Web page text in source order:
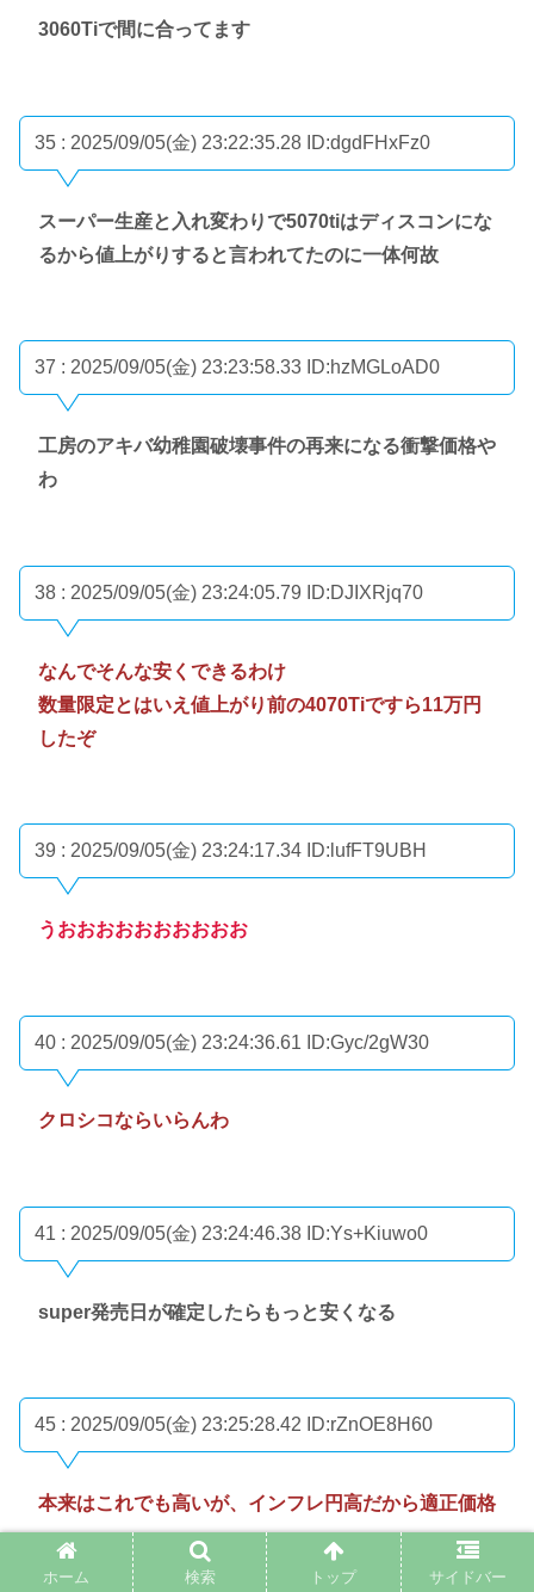
3060Tiで間に合ってます
35 : 2025/09/05(金) 23:22:35.28 ID:dgdFHxFz0
スーパー生産と入れ変わりで5070tiはディスコンにな
るから値上がりすると言われてたのに一体何故
37 : 2025/09/05(金) 23:23:58.33 ID:hzMGLoAD0
工房のアキバ幼稚園破壊事件の再来になる衝撃価格や
わ
38 : 2025/09/05(金) 23:24:05.79 ID:DJIXRjq70
なんでそんな安くできるわけ
数量限定とはいえ値上がり前の4070Tiですら11万円
したぞ
39 : 2025/09/05(金) 23:24:17.34 ID:lufFT9UBH
うおおおおおおおおおお
40 : 2025/09/05(金) 23:24:36.61 ID:Gyc/2gW30
クロシコならいらんわ
41 : 2025/09/05(金) 23:24:46.38 ID:Ys+Kiuwo0
super発売日が確定したらもっと安くなる
45 : 2025/09/05(金) 23:25:28.42 ID:rZnOE8H60
本来はこれでも高いが、インフレ円高だから適正価格
ホーム 検索 トップ サイドバー